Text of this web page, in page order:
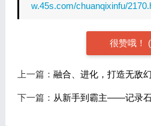
w.45s.com/chuanqixinfu/
很赞哦！ (
上一篇： 融合、进化，打造无敌
下一篇： 从新手到霸主——记录